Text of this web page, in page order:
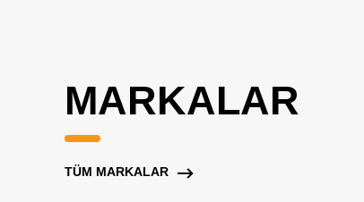
MARKALAR
TÜM MARKALAR